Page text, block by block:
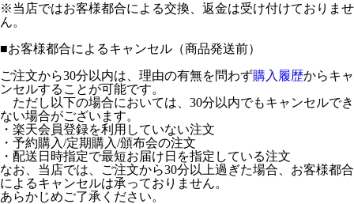
※当店ではお客様都合による交換、返金は受け付けておりませ
ん。
■お客様都合によるキャンセル（商品発送前）
ご注文から30分以内は、理由の有無を問わず購入履歴からキャ
ンセルすることが可能です。
ただし以下の場合においては、30分以内でもキャンセルでき
ない場合がございます。
・楽天会員登録を利用していない注文
・予約購入/定期購入/頒布会の注文
・配送日時指定で最短お届け日を指定している注文
なお、当店では、ご注文から30分以上過ぎた場合、お客様都合
によるキャンセルは承っておりません。
あらかじめご了承ください。